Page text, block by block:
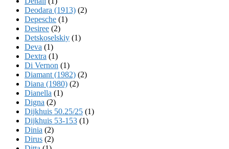
Deodara (1913) (2)
Depesche (1)
Desiree (2)
Detskoselskiy (1)
Deva (1)
Dextra (1)
Di Vernon (1)
Diamant (1982) (2)
Diana (1980) (2)
Dianella (1)
Digna (2)
Dijkhuis 50.25/25 (1)
Dijkhuis 53-153 (1)
Dinia (2)
Dirus (2)